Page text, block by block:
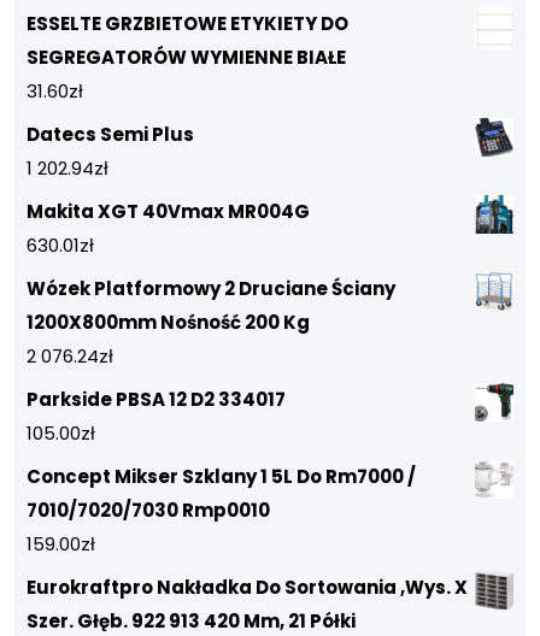
ESSELTE GRZBIETOWE ETYKIETY DO
SEGREGATORÓW WYMIENNE BIAŁE
31.60zł
Datecs Semi Plus
1 202.94zł
Makita XGT 40Vmax MR004G
630.01zł
Wózek Platformowy 2 Druciane Ściany
1200X800mm Nośność 200 Kg
2 076.24zł
Parkside PBSA 12 D2 334017
105.00zł
Concept Mikser Szklany 1 5L Do Rm7000 /
7010/7020/7030 Rmp0010
159.00zł
Eurokraftpro Nakładka Do Sortowania ,Wys. X
Szer. Głęb. 922 913 420 Mm, 21 Półki